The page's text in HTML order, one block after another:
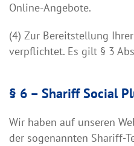
Online-Angebote.
(4) Zur Bereitstellung
verpflichtet. Es gilt § 3
§ 6 – Shariff Social
Wir haben auf unseren
der sogenannten Shariff-